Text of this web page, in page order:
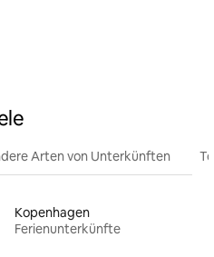
Arten von Unterkünften
Kopenhagen
Ferienunterkünfte